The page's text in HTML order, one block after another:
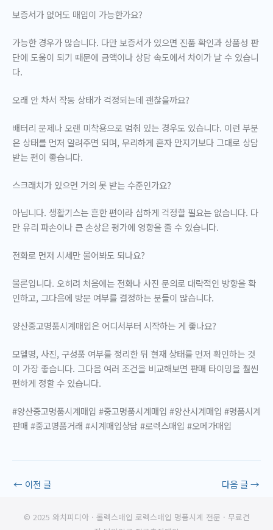
보증서가 없어도 매입이 가능한가요?
가능한 경우가 많습니다. 다만 보증서가 있으면 진품 확인과 상품성 판
단에 도움이 되기 때문에 금액이나 상담 속도에서 차이가 날 수 있습니
다.
오래 안 차서 작동 상태가 걱정되는데 괜찮을까요?
배터리 문제나 오랜 미착용으로 멈춰 있는 경우도 있습니다. 이런 부분
은 상태를 먼저 알려주면 되며, 무리하게 혼자 만지기보다 그대로 상담
받는 편이 좋습니다.
스크래치가 있으면 거의 못 받는 수준인가요?
아닙니다. 생활기스는 흔한 편이라 심하게 걱정할 필요는 없습니다. 다
만 유리 파손이나 큰 손상은 평가에 영향을 줄 수 있습니다.
전화로 먼저 시세만 물어봐도 되나요?
물론입니다. 오히려 처음에는 전화나 사진 문의로 대략적인 방향을 확
인하고, 그다음에 방문 여부를 결정하는 분들이 많습니다.
양산중고명품시계매입은 어디서부터 시작하는 게 좋나요?
모델명, 사진, 구성품 여부를 정리한 뒤 현재 상태를 먼저 확인하는 것
이 가장 좋습니다. 그다음 여러 조건을 비교해보면 판매 타이밍을 훨씬
편하게 정할 수 있습니다.
#양산중고명품시계매입 #중고명품시계매입 #양산시계매입 #명품시계
판매 #중고명품거래 #시계매입상담 #로렉스매입 #오메가매입
← 이전 글 다음 글→
© 2025 와치피디아 · 롤렉스매입 로렉스매입 명품시계 전문 · 무료견